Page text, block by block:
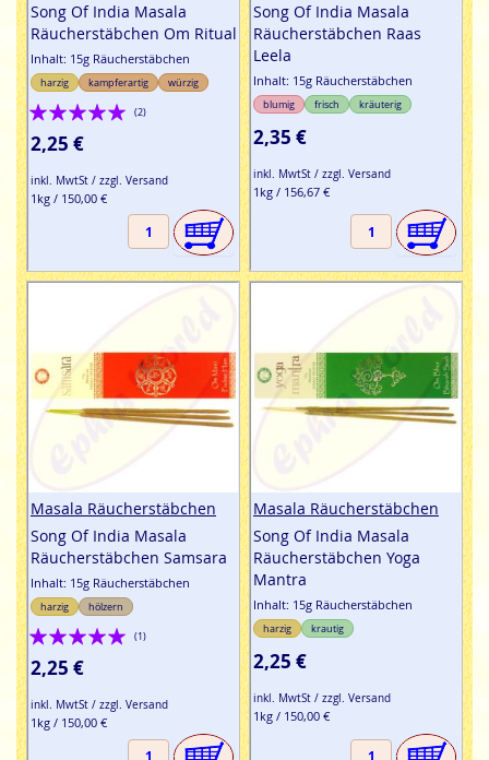
Song Of India Masala
Räucherstäbchen Om Ritual
Inhalt: 15g Räucherstäbchen
harzig kampferartig würzig
Bewertung:
100%
(2)
2,25 €
inkl. MwtSt / zzgl. Versand
1kg / 150,00 €
Song Of India Masala
Räucherstäbchen Raas
Leela
Inhalt: 15g Räucherstäbchen
blumig frisch kräuterig
2,35 €
inkl. MwtSt / zzgl. Versand
1kg / 156,67 €
Masala Räucherstäbchen
Song Of India Masala
Räucherstäbchen Samsara
Inhalt: 15g Räucherstäbchen
harzig hölzern
Bewertung:
100%
(1)
2,25 €
inkl. MwtSt / zzgl. Versand
1kg / 150,00 €
Masala Räucherstäbchen
Song Of India Masala
Räucherstäbchen Yoga
Mantra
Inhalt: 15g Räucherstäbchen
harzig krautig
2,25 €
inkl. MwtSt / zzgl. Versand
1kg / 150,00 €